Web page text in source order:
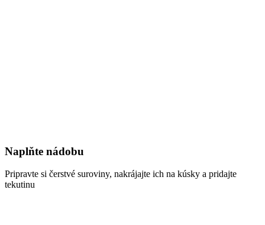
Naplňte nádobu
Pripravte si čerstvé suroviny, nakrájajte ich na kúsky a pridajte
tekutinu